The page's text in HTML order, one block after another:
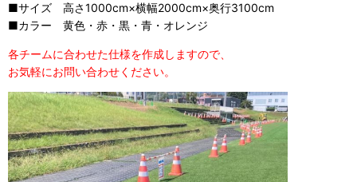
■サイズ 高さ1000cm×横幅2000cm×奥行3100cm
■カラー 黄色・赤・黒・青・オレンジ
各チームに合わせた仕様を作成しますので、
お気軽にお問い合わせください。